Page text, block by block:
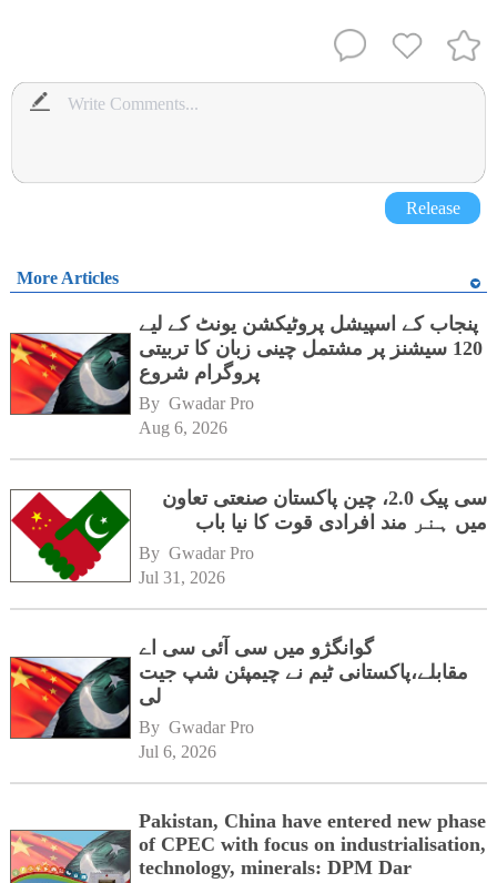
Release
More Articles
پنجاب کے اسپیشل پروٹیکشن یونٹ کے لیے
120 سیشنز پر مشتمل چینی زبان کا تربیتی
پروگرام شروع
By Gwadar Pro
Aug 6, 2026
سی پیک 2.0، چین پاکستان صنعتی تعاون
میں ہنر مند افرادی قوت کا نیا باب
By Gwadar Pro
Jul 31, 2026
گوانگژو میں سی آئی سی اے
مقابلے،پاکستانی ٹیم نے چیمپئن شپ جیت
لی
By Gwadar Pro
Jul 6, 2026
Pakistan, China have entered new phase
of CPEC with focus on industrialisation,
technology, minerals: DPM Dar